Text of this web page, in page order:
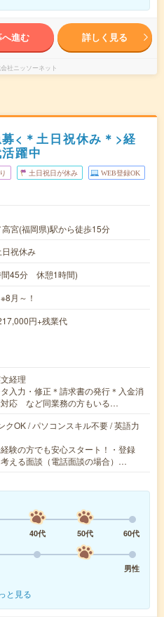
へ進む 詳しく見る
社ニッソーネット
<＊土日祝休み＊>経
躍中
土日祝日が休み WEB登録OK
宮(福岡県)駅から徒歩15分
祝休み
間45分 休憩1時間)
月～！
円+残業代
経理
入力・修正＊請求書の発行＊入金消
対応 など同業務の方もいる…
クOK / パソコンスキル不要 / 英語力
験の方でも安心スタート！・登録
える面談（電話面談の場合）…
40代 50代
60代
男性
と見る